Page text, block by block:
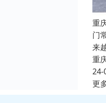
重
门
来
重
24-
更